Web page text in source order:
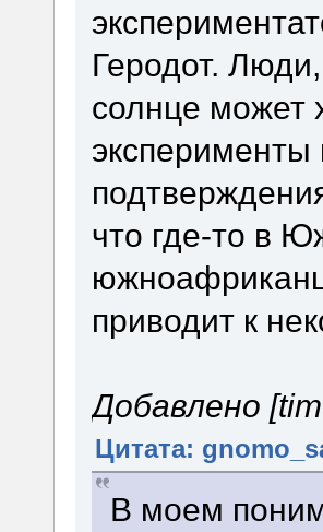
Геродот.
солнце может
что где-то в
приводит к
Добавлено
Цитата:
В моем